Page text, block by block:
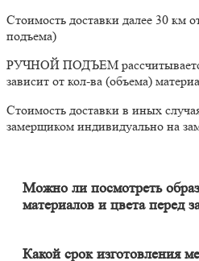
Стоимость доставки далее 30
подъема)
РУЧНОЙ ПОДЪЕМ
зависит от кол-ва (объема)
Стоимость доставки в иных
замерщиком индивидуально на
Можно ли посмотреть
материалов и цвета перед
месте в собственном освещении
Какой срок изготовления